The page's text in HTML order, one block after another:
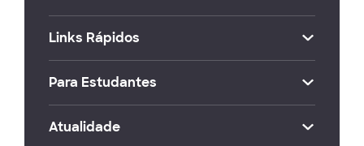
Links Rápidos
Para Estudantes
Atualidade